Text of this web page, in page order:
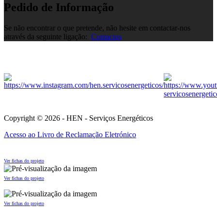
Pedido de Informação
Se não encontrar o que pretende, não hesite em contactar-nos
através da seguinte ligação: Contactos
Copyright © 2026 - HEN - Serviços Energéticos
Acesso ao Livro de Reclamação Eletrónico
Ver fichas do projeto
Ver fichas do projeto
Ver fichas do projeto